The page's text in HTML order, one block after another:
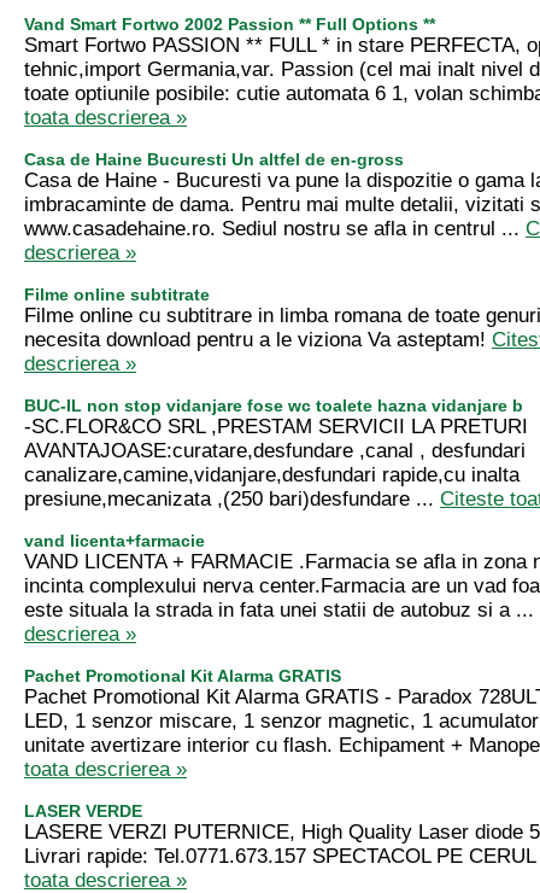
Vand Smart Fortwo 2002 Passion ** Full Options **
Smart Fortwo PASSION ** FULL * in stare PERFECTA,
tehnic,import Germania,var. Passion (cel mai inalt nivel
toate optiunile posibile: cutie automata 6 1, volan
toata descrierea »
Casa de Haine Bucuresti Un altfel de en-gross
Casa de Haine - Bucuresti va pune la dispozitie o gama
imbracaminte de dama. Pentru mai multe detalii, vizitati
www.casadehaine.ro. Sediul nostru se afla in centrul ...
descrierea »
Filme online subtitrate
Filme online cu subtitrare in limba romana de toate
necesita download pentru a le viziona Va asteptam!
descrierea »
BUC-IL non stop vidanjare fose wc toalete hazna vidanjare b
-SC.FLOR&CO SRL ,PRESTAM SERVICII LA PRETURI
AVANTAJOASE:curatare,desfundare ,canal , desfundari
canalizare,camine,vidanjare,desfundari rapide,cu inalta
presiune,mecanizata ,(250 bari)desfundare ... Citeste
vand licenta+farmacie
VAND LICENTA + FARMACIE .Farmacia se afla in zona
incinta complexului nerva center.Farmacia are un vad
este situala la strada in fata unei statii de autobuz si a ...
descrierea »
Pachet Promotional Kit Alarma GRATIS
Pachet Promotional Kit Alarma GRATIS - Paradox
LED, 1 senzor miscare, 1 senzor magnetic, 1
unitate avertizare interior cu flash. Echipament +
toata descrierea »
LASER VERDE
LASERE VERZI PUTERNICE, High Quality Laser diode
Livrari rapide: Tel.0771.673.157 SPECTACOL PE
toata descrierea »